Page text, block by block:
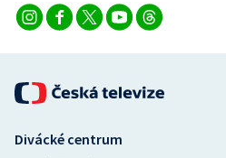
Divácké centrum